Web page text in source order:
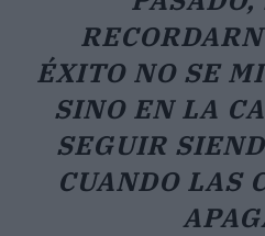
ÉXITO NO SE
SINO EN LA
SEGUIR
CUANDO LAS